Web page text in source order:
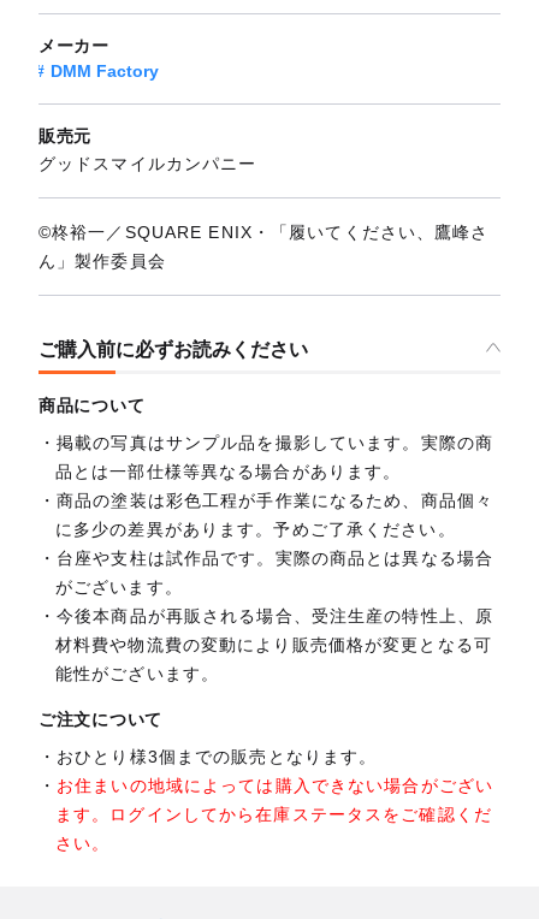
メーカー
DMM Factory
販売元
グッドスマイルカンパニー
©柊裕一／SQUARE ENIX・「履いてください、鷹峰さ
ん」製作委員会
ご購入前に必ずお読みください
商品について
掲載の写真はサンプル品を撮影しています。実際の商
品とは一部仕様等異なる場合があります。
商品の塗装は彩色工程が手作業になるため、商品個々
に多少の差異があります。予めご了承ください。
台座や支柱は試作品です。実際の商品とは異なる場合
がございます。
今後本商品が再販される場合、受注生産の特性上、原
材料費や物流費の変動により販売価格が変更となる可
能性がございます。
ご注文について
おひとり様3個までの販売となります。
お住まいの地域によっては購入できない場合がござい
ます。ログインしてから在庫ステータスをご確認くだ
さい。